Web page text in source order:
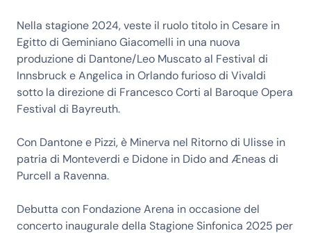
Nella stagione 2024, veste il ruolo titolo in Cesare in
Egitto di Geminiano Giacomelli in una nuova
produzione di Dantone/Leo Muscato al Festival di
Innsbruck e Angelica in Orlando furioso di Vivaldi
sotto la direzione di Francesco Corti al Baroque Opera
Festival di Bayreuth.
Con Dantone e Pizzi, è Minerva nel Ritorno di Ulisse in
patria di Monteverdi e Didone in Dido and Æneas di
Purcell a Ravenna.
Debutta con Fondazione Arena in occasione del
concerto inaugurale della Stagione Sinfonica 2025 per